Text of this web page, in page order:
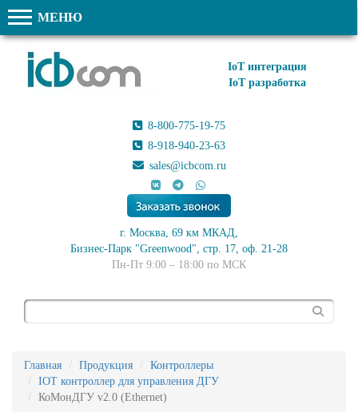
МЕНЮ
IoT интеграция
IoT разработка
8-800-775-19-75
8-918-940-23-63
sales@icbcom.ru
г. Москва, 69 км МКАД,
Бизнес-Парк "Greenwood", стр. 17, оф. 21-28
Пн-Пт 9:00 – 18:00 по МСК
Главная Продукция
Контроллеры
IOT контроллер для управления ДГУ
КоМонДГУ v2.0 (Ethernet)